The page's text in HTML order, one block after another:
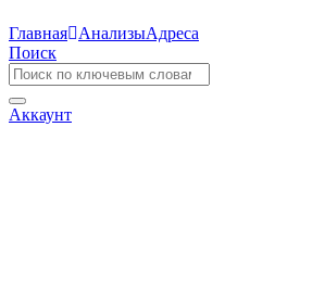
Главная АнализыАдреса
Поиск
Аккаунт